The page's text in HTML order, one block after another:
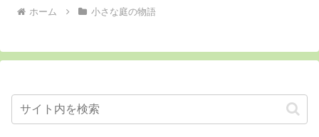
ホーム 小さな庭の物語